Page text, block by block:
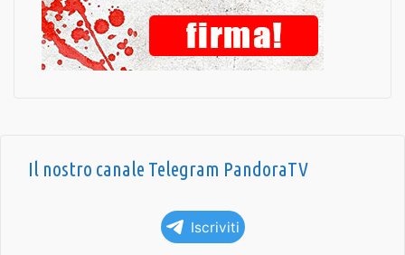
Il nostro canale Telegram PandoraTV
Iscriviti